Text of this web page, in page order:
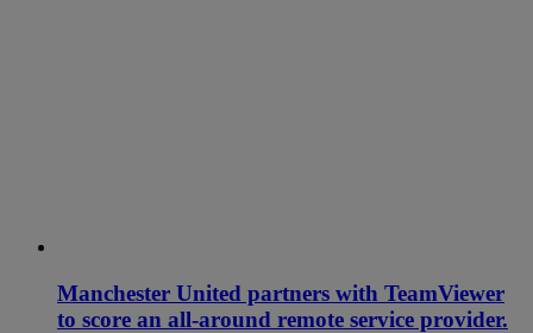
Manchester United partners with TeamViewer
to score an all-around remote service provider.